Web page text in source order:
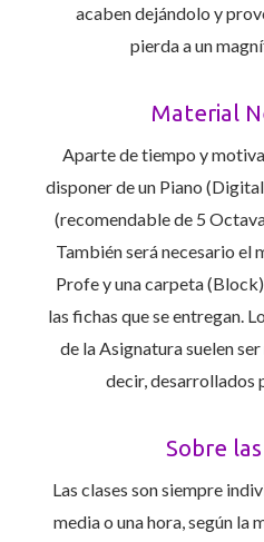
acaben dejándolo y
pierda a un
Material
Aparte de tiempo y
disponer de un Piano
(recomendable de 5
También será necesario el
Profe y una carpeta
las fichas que se entregan.
de la Asignatura suelen
decir, desarrollados
Sobre
Las clases son siempre
media o una hora, según la